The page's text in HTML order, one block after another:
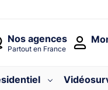
Nos agences
Partout en France